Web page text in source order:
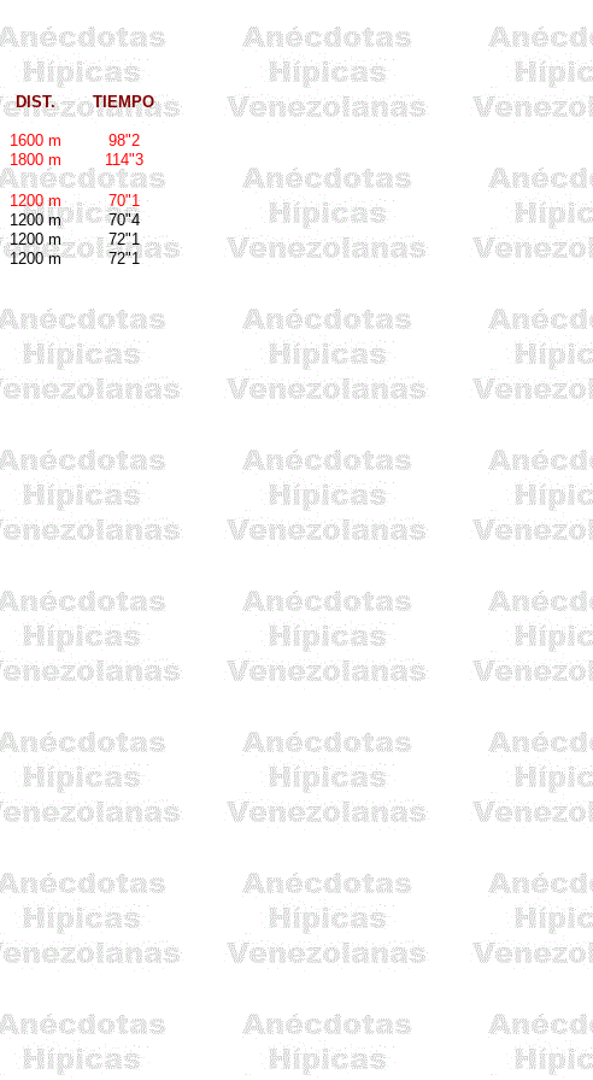
DIST. TIEMPO
1600 m
98"2
1800 m
114"3
1200 m
70"1
1200 m
70"4
1200 m
72"1
1200 m 72"1